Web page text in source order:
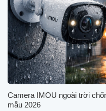
Camera IMOU ngoài trời
mẫu 2026